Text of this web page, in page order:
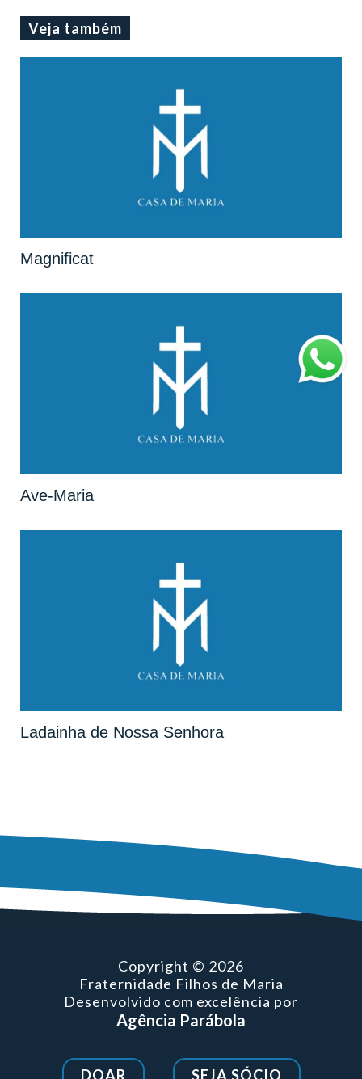
Veja também
Magnificat
Ave-Maria
Ladainha de Nossa Senhora
Copyright © 2026
Fraternidade Filhos de Maria
Desenvolvido com excelência por
Agência Parábola
DOAR SEJA SÓCIO